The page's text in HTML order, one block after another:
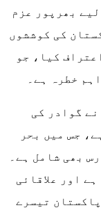
بھرپور عزم
کی کوششوں
کیا، جو
خطرہ ہے۔
گوادر کی
جس میں بحر
بھی شامل ہے۔
اور علاقائی
تیسرے